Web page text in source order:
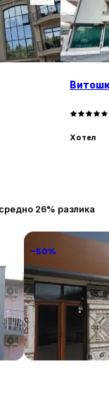
и ски лифтът
е на 15,5 км.
Хотел
26% разлика
−50%
ТРАКАРТ-ПАРК
Крумово 30